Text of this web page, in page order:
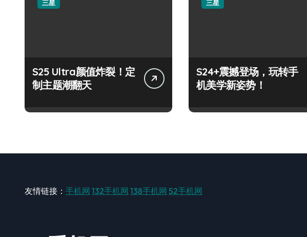
三星
S25 Ultra颜值炸裂！定
制主题潮翻天
三星
S24+震撼登场，玩转手
机美学新姿势！
友情链接： 手机网 132手机网 138手机网 52手机网